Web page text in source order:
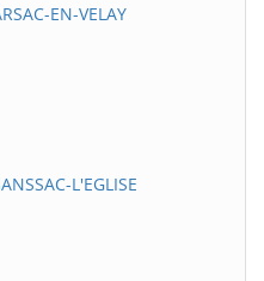
EN-VELAY
L'EGLISE